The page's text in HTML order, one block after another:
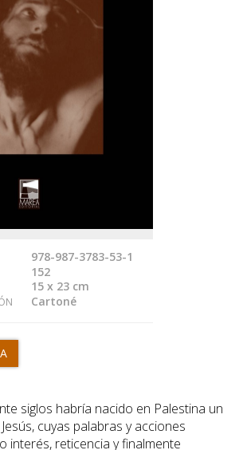
978-987-3783-53-1
152
15 x 23 cm
Cartoné
siglos habría nacido en Palestina un
cuyas palabras y acciones
interés, reticencia y finalmente